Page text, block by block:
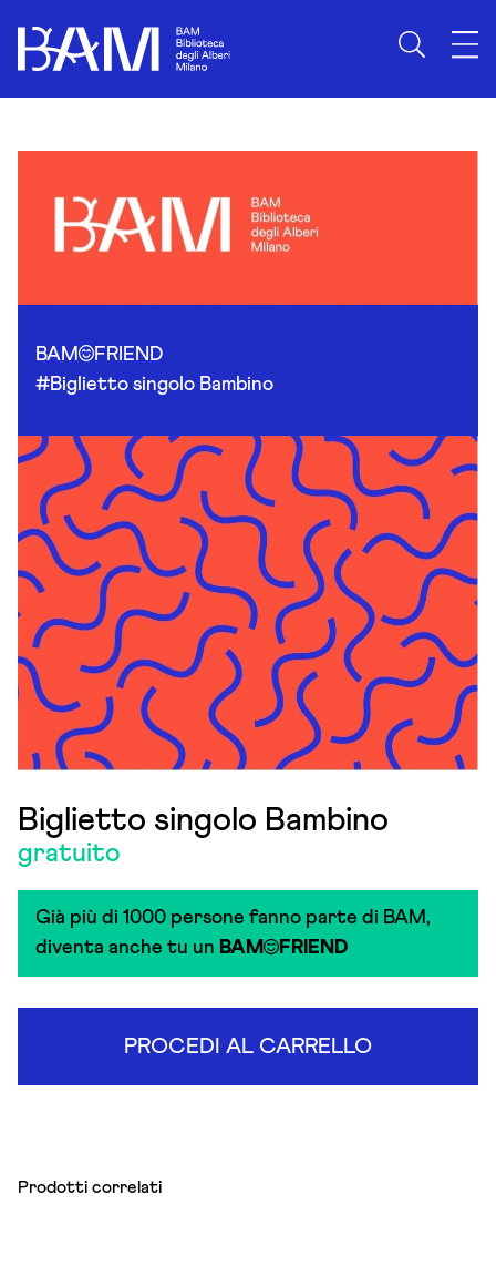
BAM
FRIEND
#Biglietto singolo Bambino
Biglietto singolo Bambino
gratuito
Già più di 1000 persone fanno parte di BAM,
diventa anche tu un BAM FRIEND
PROCEDI AL CARRELLO
Prodotti correlati